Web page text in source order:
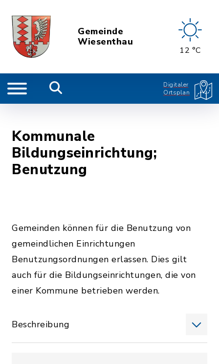
Gemeinde
Wiesenthau
12 °C
Digitaler
Ortsplan
Kommunale
Bildungseinrichtung;
Benutzung
Gemeinden können für die Benutzung von
gemeindlichen Einrichtungen
Benutzungsordnungen erlassen. Dies gilt
auch für die Bildungseinrichtungen, die von
einer Kommune betrieben werden.
Beschreibung